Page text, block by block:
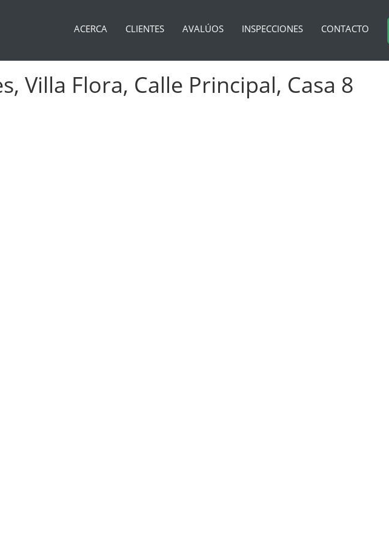
ACERCA CLIENTES AVALÚOS INSPECCIONES CONTACTO
Villa Flora, Calle Principal, Casa 8